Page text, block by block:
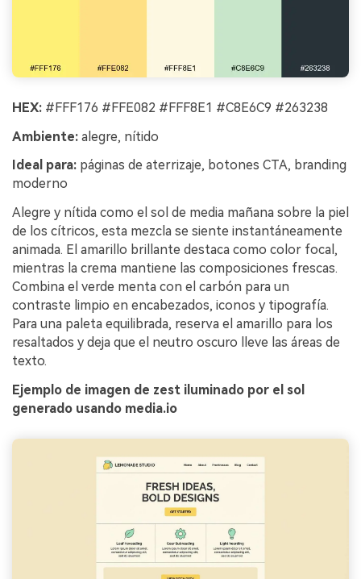
HEX: #FFF176 #FFE082 #FFF8E1 #C8E6C9 #263238
Ambiente: alegre, nítido
Ideal para: páginas de aterrizaje, botones CTA, branding
moderno
Alegre y nítida como el sol de media mañana sobre la piel
de los cítricos, esta mezcla se siente instantáneamente
animada. El amarillo brillante destaca como color focal,
mientras la crema mantiene las composiciones frescas.
Combina el verde menta con el carbón para un
contraste limpio en encabezados, iconos y tipografía.
Para una paleta equilibrada, reserva el amarillo para los
resaltados y deja que el neutro oscuro lleve las áreas de
texto.
Ejemplo de imagen de zest iluminado por el sol
generado usando media.io